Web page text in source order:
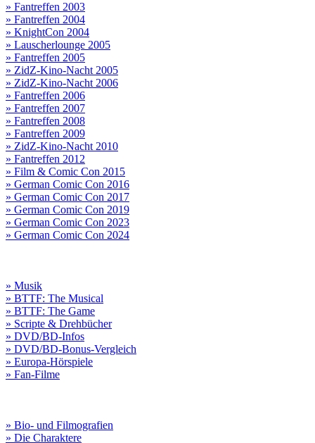
» Fantreffen 2003
» Fantreffen 2004
» KnightCon 2004
» Lauscherlounge 2005
» Fantreffen 2005
» ZidZ-Kino-Nacht 2005
» ZidZ-Kino-Nacht 2006
» Fantreffen 2006
» Fantreffen 2007
» Fantreffen 2008
» Fantreffen 2009
» ZidZ-Kino-Nacht 2010
» Fantreffen 2012
» Film & Comic Con 2015
» German Comic Con 2016
» German Comic Con 2017
» German Comic Con 2019
» German Comic Con 2023
» German Comic Con 2024
» Musik
» BTTF: The Musical
» BTTF: The Game
» Scripte & Drehbücher
» DVD/BD-Infos
» DVD/BD-Bonus-Vergleich
» Europa-Hörspiele
» Fan-Filme
» Bio- und Filmografien
» Die Charaktere